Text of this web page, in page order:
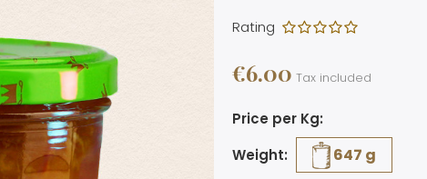
Rating
€6.00 Tax included
Price per Kg:
Weight:
647 g